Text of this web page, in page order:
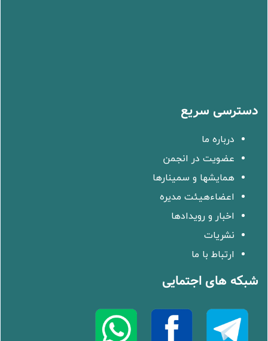
دسترسی سریع
درباره ما
عضویت در انجمن
همایشها و سمینارها
اعضاءهیئت مدیره
اخبار و رویدادها
نشریات
ارتباط با ما
شبکه های اجتمایی